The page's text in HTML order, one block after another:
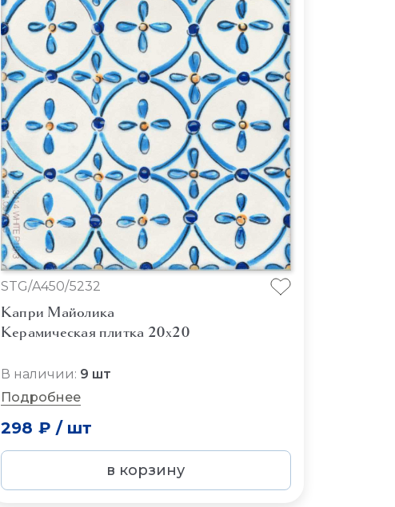
STG/A450/5232
Капри Майолика
Керамическая плитка 20x20
В наличии: 9 шт
Подробнее
298 ₽ / шт
в корзину